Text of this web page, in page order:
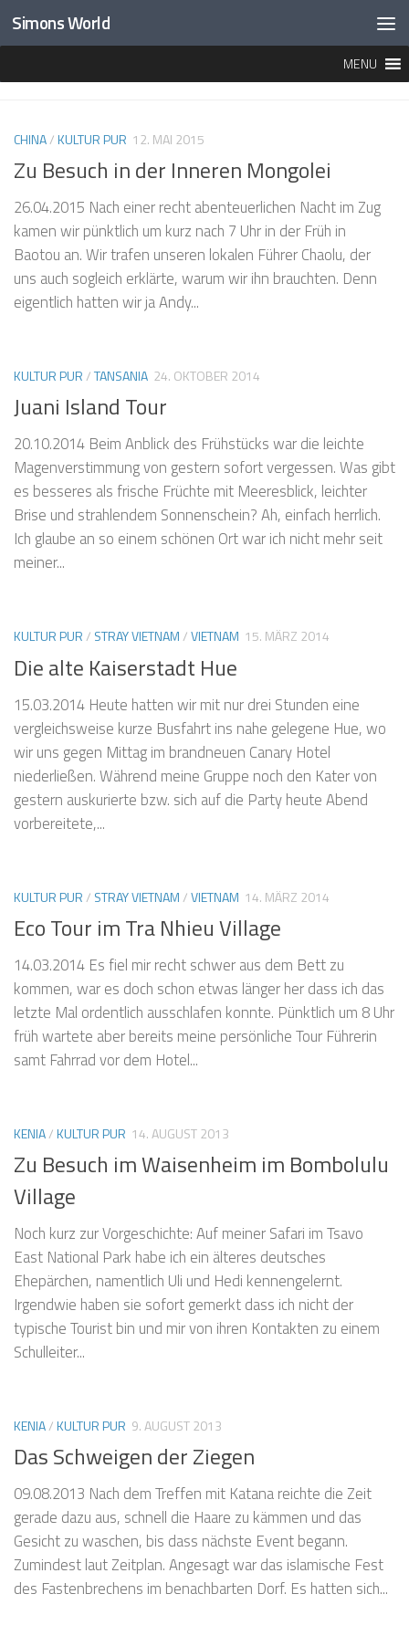
Unter dem Inhalt
Simons World
MENU
CHINA/KULTUR PUR 12. MAI 2015
Zu Besuch in der Inneren Mongolei
26.04.2015 Nach einer recht abenteuerlichen Nacht im Zug
kamen wir pünktlich um kurz nach 7 Uhr in der Früh in
Baotou an. Wir trafen unseren lokalen Führer Chaolu, der
uns auch sogleich erklärte, warum wir ihn brauchten. Denn
eigentlich hatten wir ja Andy...
KULTUR PUR/TANSANIA 24. OKTOBER 2014
Juani Island Tour
20.10.2014 Beim Anblick des Frühstücks war die leichte
Magenverstimmung von gestern sofort vergessen. Was gibt
es besseres als frische Früchte mit Meeresblick, leichter
Brise und strahlendem Sonnenschein? Ah, einfach herrlich.
Ich glaube an so einem schönen Ort war ich nicht mehr seit
meiner...
KULTUR PUR/ STRAY VIETNAM/VIETNAM 15. MÄRZ 2014
Die alte Kaiserstadt Hue
15.03.2014 Heute hatten wir mit nur drei Stunden eine
vergleichsweise kurze Busfahrt ins nahe gelegene Hue, wo
wir uns gegen Mittag im brandneuen Canary Hotel
niederließen. Während meine Gruppe noch den Kater von
gestern auskurierte bzw. sich auf die Party heute Abend
vorbereitete,...
KULTUR PUR/ STRAY VIETNAM/VIETNAM 14. MÄRZ 2014
Eco Tour im Tra Nhieu Village
14.03.2014 Es fiel mir recht schwer aus dem Bett zu
kommen, war es doch schon etwas länger her dass ich das
letzte Mal ordentlich ausschlafen konnte. Pünktlich um 8 Uhr
früh wartete aber bereits meine persönliche Tour Führerin
samt Fahrrad vor dem Hotel...
KENIA/KULTUR PUR 14. AUGUST 2013
Zu Besuch im Waisenheim im Bombolulu
Village
Noch kurz zur Vorgeschichte: Auf meiner Safari im Tsavo
East National Park habe ich ein älteres deutsches
Ehepärchen, namentlich Uli und Hedi kennengelernt.
Irgendwie haben sie sofort gemerkt dass ich nicht der
typische Tourist bin und mir von ihren Kontakten zu einem
Schulleiter...
KENIA/KULTUR PUR 9. AUGUST 2013
Das Schweigen der Ziegen
09.08.2013 Nach dem Treffen mit Katana reichte die Zeit
gerade dazu aus, schnell die Haare zu kämmen und das
Gesicht zu waschen, bis dass nächste Event begann.
Zumindest laut Zeitplan. Angesagt war das islamische Fest
des Fastenbrechens im benachbarten Dorf. Es hatten sich...